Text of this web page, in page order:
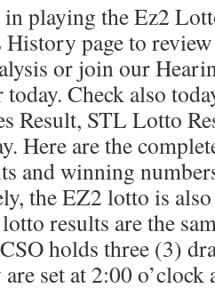
in playing the Ez2
page to
or join our
Check also
Result, STL Lotto
Here are the
and winning
the EZ2 lotto is
results are the
holds three (3)
set at 2:00